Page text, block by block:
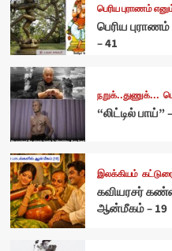
பெரிய புராணம்
பெரிய புராணம்
– 41
நறுக்..துணுக்...
“லிட்டில் பாய்”
இலக்கியம்
கவியரசர்
ஆன்மீகம் – 19